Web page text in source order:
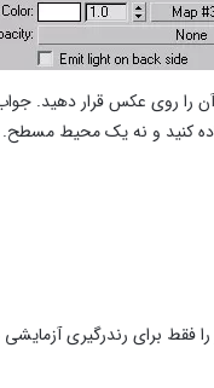
روی عکس قرار دهید.
کنید و نه یک محیط مسطح.
را فقط برای رندرگیری